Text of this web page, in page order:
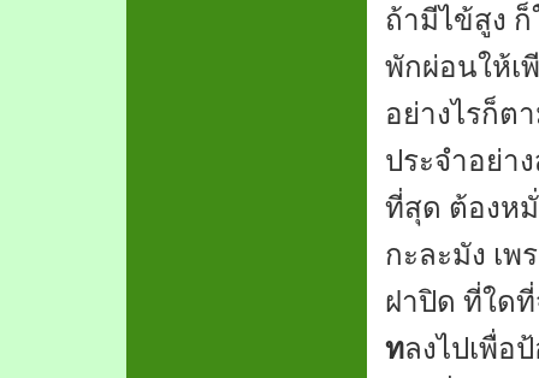
ถ้ามีไข้สูง
พักผ่อนให้เ
อย่างไรก็ต
ประจำอย่า
ที่สุด ต้องห
กะละมัง เพ
ฝาปิด ที่ใด
ทลงไปเพื่อ